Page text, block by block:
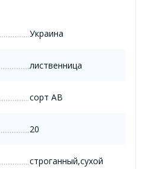
Украина
лиственница
сорт AB
20
строганный,сухой